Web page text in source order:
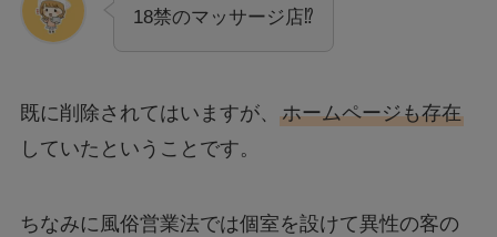
18禁のマッサージ店⁉
既に削除されてはいますが、 ホームページも存在
していたということです。
ちなみに風俗営業法では個室を設けて異性の客の